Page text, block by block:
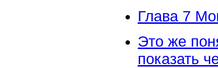
Глава 7
Это же
показать